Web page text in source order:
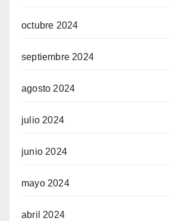
octubre 2024
septiembre 2024
agosto 2024
julio 2024
junio 2024
mayo 2024
abril 2024